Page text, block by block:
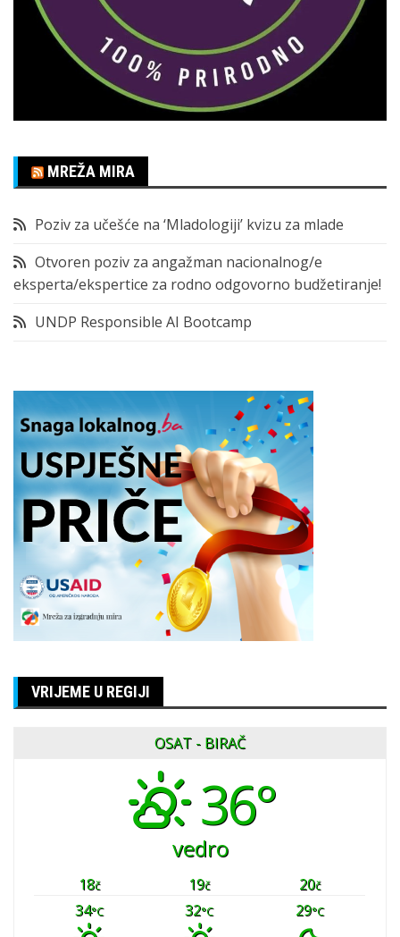
MREŽA MIRA
Poziv za učešće na ‘Mladologiji’ kvizu za mlade
Otvoren poziv za angažman nacionalnog/e
eksperta/ekspertice za rodno odgovorno budžetiranje!
UNDP Responsible AI Bootcamp
VRIJEME U REGIJI
OSAT - BIRAČ
36°
vedro
18č 19č 20č
34°C 32°C 29°C